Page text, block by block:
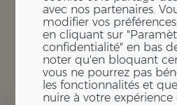
avec nos partenaires.
modifier vos
en cliquant sur
confidentialité" en bas
noter qu'en bloquant
vous ne pourrez pas
les fonctionnalités et
nuire à votre expérience